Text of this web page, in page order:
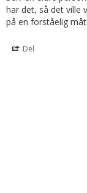
har det, så det ville
på en forståelig
Del